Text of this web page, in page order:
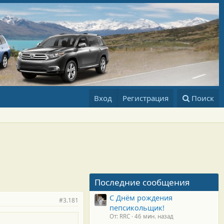
Вход Регистрация Поиск
#3.181
Последние сообщения
С Днём рождения
пепсикольщик!
От: RRC 46 мин. назад